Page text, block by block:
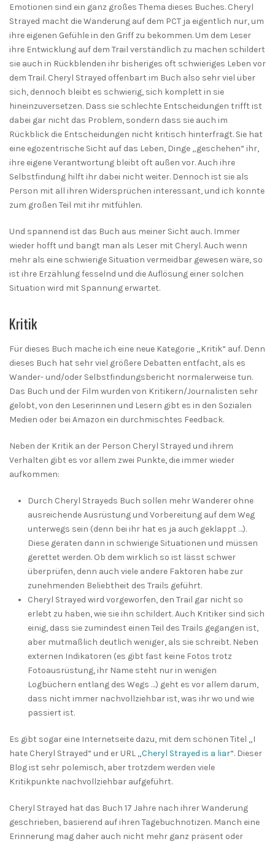
Emotionen sind ein ganz großes Thema dieses Buches. Cheryl
Strayed macht die Wanderung auf dem PCT ja eigentlich nur, um
ihre eigenen Gefühle in den Griff zu bekommen. Um dem Leser
ihre Entwicklung auf dem Trail verständlich zu machen schildert
sie auch in Rückblenden ihr bisheriges oft schwieriges Leben vor
dem Trail. Cheryl Strayed offenbart im Buch also sehr viel über
sich, dennoch bleibt es schwierig, sich komplett in sie
hineinzuversetzen. Dass sie schlechte Entscheidungen trifft ist
dabei gar nicht das Problem, sondern dass sie auch im
Rückblick die Entscheidungen nicht kritisch hinterfragt. Sie hat
eine egozentrische Sicht auf das Leben, Dinge „geschehen“ ihr,
ihre eigene Verantwortung bleibt oft außen vor. Auch ihre
Selbstfindung hilft ihr dabei nicht weiter. Dennoch ist sie als
Person mit all ihren Widersprüchen interessant, und ich konnte
zum großen Teil mit ihr mitfühlen.
Und spannend ist das Buch aus meiner Sicht auch. Immer
wieder hofft und bangt man als Leser mit Cheryl. Auch wenn
mehr als eine schwierige Situation vermeidbar gewesen wäre, so
ist ihre Erzählung fesselnd und die Auflösung einer solchen
Situation wird mit Spannung erwartet.
Kritik
Für dieses Buch mache ich eine neue Kategorie „Kritik“ auf. Denn
dieses Buch hat sehr viel größere Debatten entfacht, als es
Wander- und/oder Selbstfindungsbericht normalerweise tun.
Das Buch und der Film wurden von Kritikern/Journalisten sehr
gelobt, von den Leserinnen und Lesern gibt es in den Sozialen
Medien oder bei Amazon ein durchmischtes Feedback.
Neben der Kritik an der Person Cheryl Strayed und ihrem
Verhalten gibt es vor allem zwei Punkte, die immer wieder
aufkommen:
Durch Cheryl Strayeds Buch sollen mehr Wanderer ohne
ausreichende Ausrüstung und Vorbereitung auf dem Weg
unterwegs sein (denn bei ihr hat es ja auch geklappt …).
Diese geraten dann in schwierige Situationen und müssen
gerettet werden. Ob dem wirklich so ist lässt schwer
überprüfen, denn auch viele andere Faktoren habe zur
zunehmenden Beliebtheit des Trails geführt.
Cheryl Strayed wird vorgeworfen, den Trail gar nicht so
erlebt zu haben, wie sie ihn schildert. Auch Kritiker sind sich
einig, dass sie zumindest einen Teil des Trails gegangen ist,
aber mutmaßlich deutlich weniger, als sie schreibt. Neben
externen Indikatoren (es gibt fast keine Fotos trotz
Fotoausrüstung, ihr Name steht nur in wenigen
Logbüchern entlang des Wegs …) geht es vor allem darum,
dass nicht immer nachvollziehbar ist, was ihr wo und wie
passiert ist.
Es gibt sogar eine Internetseite dazu, mit dem schönen Titel „I
hate Cheryl Strayed“ und er URL „Cheryl Strayed is a liar“. Dieser
Blog ist sehr polemisch, aber trotzdem werden viele
Kritikpunkte nachvollziehbar aufgeführt.
Cheryl Strayed hat das Buch 17 Jahre nach ihrer Wanderung
geschrieben, basierend auf ihren Tagebuchnotizen. Manch eine
Erinnerung mag daher auch nicht mehr ganz präsent oder